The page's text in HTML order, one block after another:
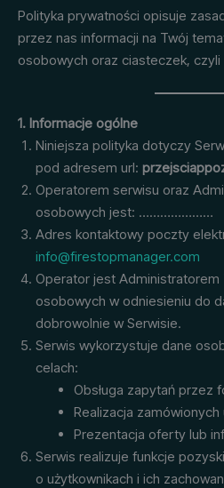
Polityka prywatności opisuje
przez nas informacji na Twój
osobowych oraz ciasteczek, czyli
1. Informacje ogólne
Niniejsza polityka dotyczy
pod adresem url:
Operatorem serwisu oraz
osobowych jest: …………………
Adres kontaktowy poczty
info@firestopmanager.com
Operator jest Administratorem
osobowych w odniesieniu do
dobrowolnie w Serwisie.
Serwis wykorzystuje dane
celach:
Obsługa zapytań przez
Realizacja zamówionych
Prezentacja oferty lub
Serwis realizuje funkcje
o użytkownikach i ich